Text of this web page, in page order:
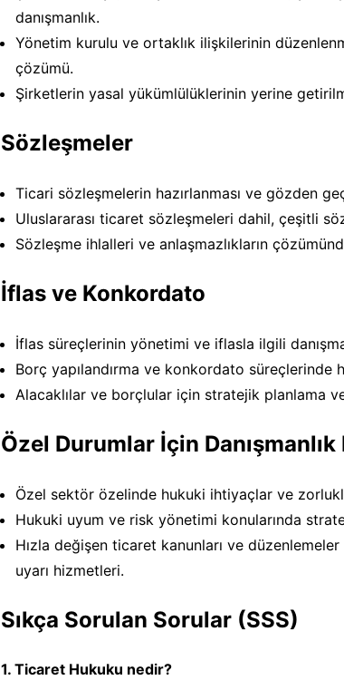
danışmanlık.
Yönetim kurulu ve ortaklık ilişkilerinin
çözümü.
Şirketlerin yasal yükümlülüklerinin yerine
Sözleşmeler
Ticari sözleşmelerin hazırlanması ve gözden
Uluslararası ticaret sözleşmeleri dahil, çeşitli
Sözleşme ihlalleri ve anlaşmazlıkların
İflas ve Konkordato
İflas süreçlerinin yönetimi ve iflasla ilgili
Borç yapılandırma ve konkordato süreçlerinde
Alacaklılar ve borçlular için stratejik planlama
Özel Durumlar İçin
Özel sektör özelinde hukuki ihtiyaçlar ve
Hukuki uyum ve risk yönetimi konularında
Hızla değişen ticaret kanunları ve
uyarı hizmetleri.
Sıkça Sorulan Sorular (SSS)
1. Ticaret Hukuku nedir?